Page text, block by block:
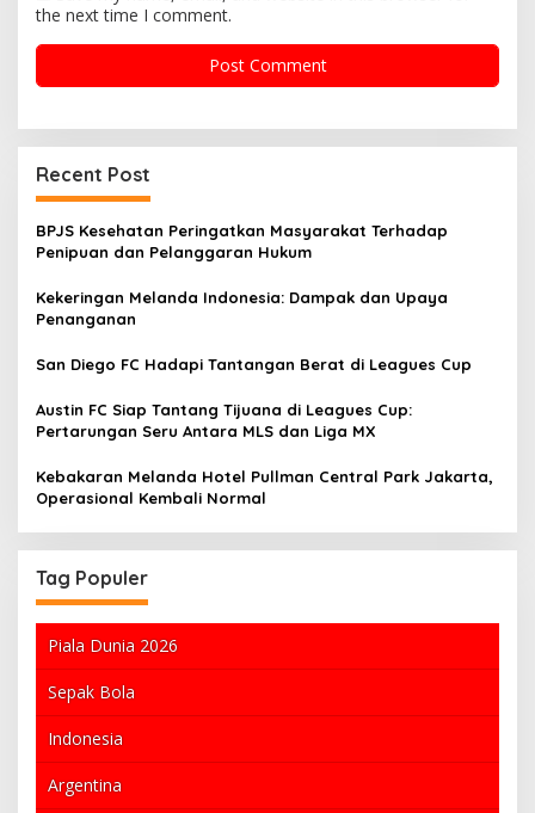
the next time I comment.
Recent Post
BPJS Kesehatan Peringatkan Masyarakat Terhadap
Penipuan dan Pelanggaran Hukum
Kekeringan Melanda Indonesia: Dampak dan Upaya
Penanganan
San Diego FC Hadapi Tantangan Berat di Leagues Cup
Austin FC Siap Tantang Tijuana di Leagues Cup:
Pertarungan Seru Antara MLS dan Liga MX
Kebakaran Melanda Hotel Pullman Central Park Jakarta,
Operasional Kembali Normal
Tag Populer
Piala Dunia 2026
Sepak Bola
Indonesia
Argentina